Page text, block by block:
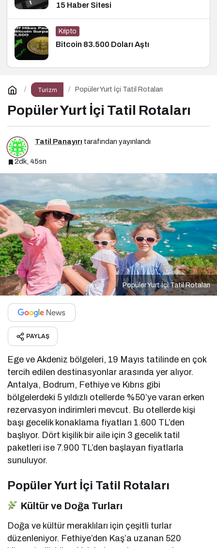
15 Haber Sitesi
Kripto
Bitcoin 83.500 Doları Aştı
Turizm Popüler Yurt İçi Tatil Rotaları
Popüler Yurt İçi Tatil Rotaları
Tatil Panayırı tarafından yayınlandı
2dk, 45sn
Popüler Yurt İçi Tatil Rotaları
PAYLAŞ
Ege ve Akdeniz bölgeleri, 19 Mayıs tatilinde en çok
tercih edilen destinasyonlar arasında yer alıyor.
Antalya, Bodrum, Fethiye ve Kıbrıs gibi
bölgelerdeki 5 yıldızlı otellerde %50’ye varan erken
rezervasyon indirimleri mevcut. Bu otellerde kişi
başı gecelik konaklama fiyatları 1.600 TL’den
başlıyor. Dört kişilik bir aile için 3 gecelik tatil
paketleri ise 7.900 TL’den başlayan fiyatlarla
sunuluyor.
Popüler Yurt İçi Tatil Rotaları
Kültür ve Doğa Turları
Doğa ve kültür meraklıları için çeşitli turlar
düzenleniyor. Fethiye’den Kaş’a uzanan 520